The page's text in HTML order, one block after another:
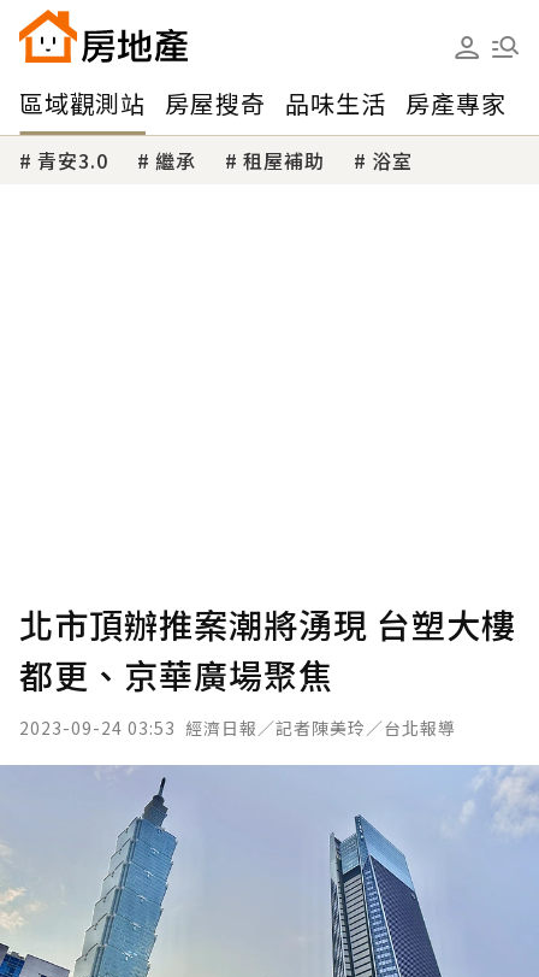
區域觀測站 房屋搜奇 品味生活 房產專家
青安3.0 繼承 租屋補助 浴室
北市頂辦推案潮將湧現 台塑大樓
都更、京華廣場聚焦
2023-09-24 03:53 經濟日報／記者陳美玲／台北報導